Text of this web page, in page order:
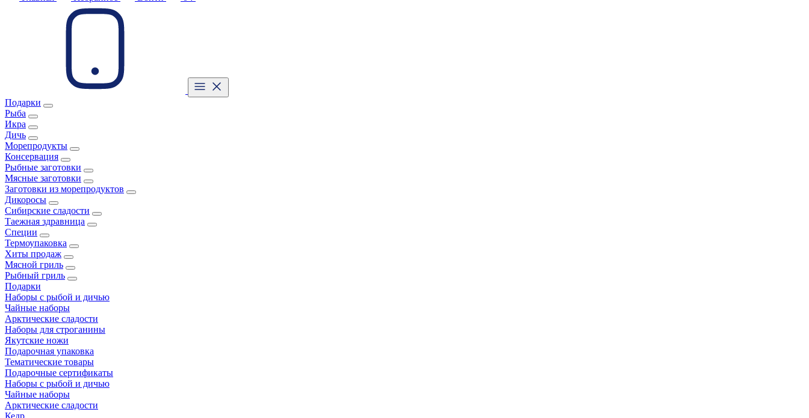
Подарки
Рыба
Икра
Дичь
Морепродукты
Консервация
Рыбные заготовки
Мясные заготовки
Заготовки из морепродуктов
Дикоросы
Сибирские сладости
Таежная здравница
Специи
Термоупаковка
Хиты продаж
Мясной гриль
Рыбный гриль
Подарки
Наборы с рыбой и дичью
Чайные наборы
Арктические сладости
Наборы для строганины
Якутские ножи
Подарочная упаковка
Тематические товары
Подарочные сертификаты
Наборы с рыбой и дичью
Чайные наборы
Арктические сладости
Кедр